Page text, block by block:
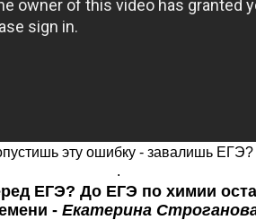
эту ошибку - завалишь ЕГЭ?
.
ЕГЭ? До ЕГЭ по химии
- Екатерина